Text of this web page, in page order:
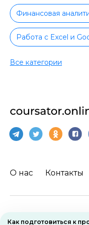
Финансовая
Работа с Excel и
Excel для
Аналитика для
Работа с
Все категории
Как подготовиться к
О нас Контакты